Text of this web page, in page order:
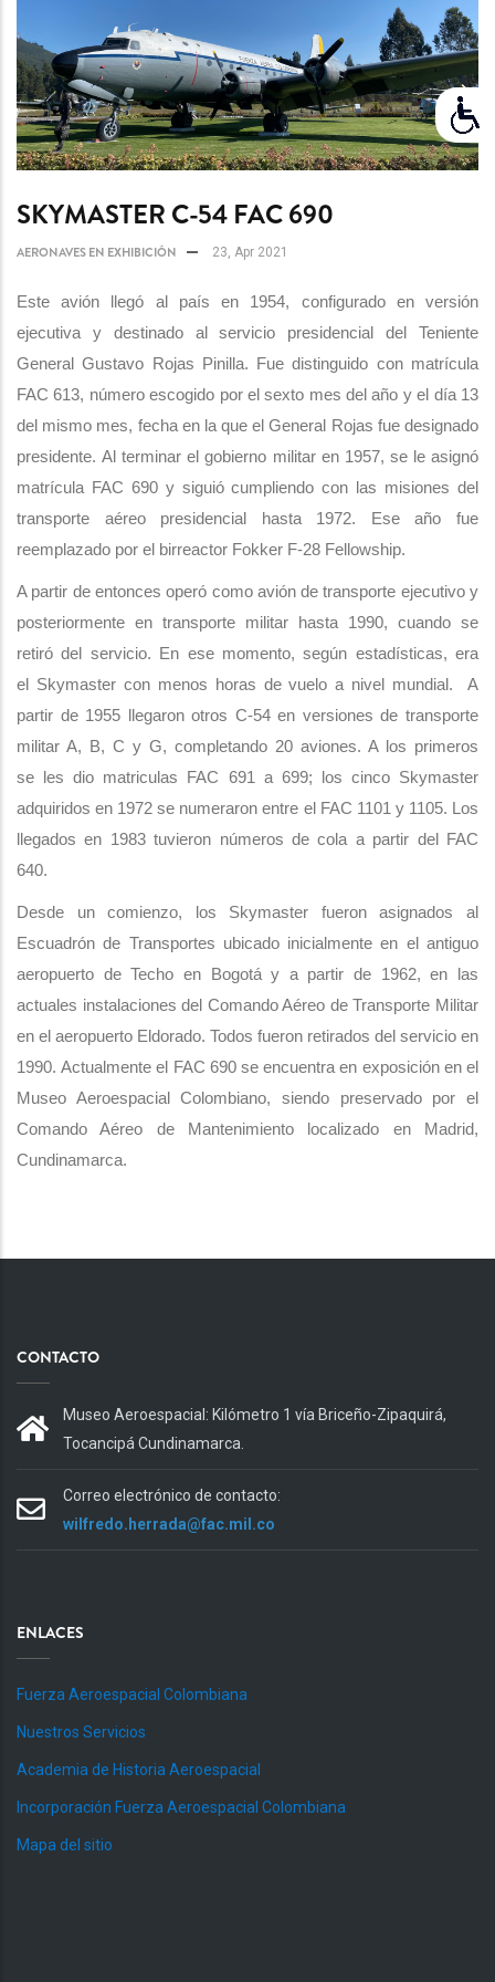
SKYMASTER C-54 FAC 690
AERONAVES EN EXHIBICIÓN 23, Apr 2021
Este avión llegó al país en 1954, configurado en versión
ejecutiva y destinado al servicio presidencial del Teniente
General Gustavo Rojas Pinilla. Fue distinguido con matrícula
FAC 613, número escogido por el sexto mes del año y el día 13
del mismo mes, fecha en la que el General Rojas fue designado
presidente. Al terminar el gobierno militar en 1957, se le asignó
matrícula FAC 690 y siguió cumpliendo con las misiones del
transporte aéreo presidencial hasta 1972. Ese año fue
reemplazado por el birreactor Fokker F-28 Fellowship.
A partir de entonces operó como avión de transporte ejecutivo y
posteriormente en transporte militar hasta 1990, cuando se
retiró del servicio. En ese momento, según estadísticas, era
el Skymaster con menos horas de vuelo a nivel mundial. A
partir de 1955 llegaron otros C-54 en versiones de transporte
militar A, B, C y G, completando 20 aviones. A los primeros
se les dio matriculas FAC 691 a 699; los cinco Skymaster
adquiridos en 1972 se numeraron entre el FAC 1101 y 1105. Los
llegados en 1983 tuvieron números de cola a partir del FAC
640.
Desde un comienzo, los Skymaster fueron asignados al
Escuadrón de Transportes ubicado inicialmente en el antiguo
aeropuerto de Techo en Bogotá y a partir de 1962, en las
actuales instalaciones del Comando Aéreo de Transporte Militar
en el aeropuerto Eldorado. Todos fueron retirados del servicio en
1990. Actualmente el FAC 690 se encuentra en exposición en el
Museo Aeroespacial Colombiano, siendo preservado por el
Comando Aéreo de Mantenimiento localizado en Madrid,
Cundinamarca.
CONTACTO
Museo Aeroespacial: Kilómetro 1 vía Briceño-Zipaquirá,
Tocancipá Cundinamarca.
Correo electrónico de contacto:
wilfredo.herrada@fac.mil.co
ENLACES
Fuerza Aeroespacial Colombiana
Nuestros Servicios
Academia de Historia Aeroespacial
Incorporación Fuerza Aeroespacial Colombiana
Mapa del sitio